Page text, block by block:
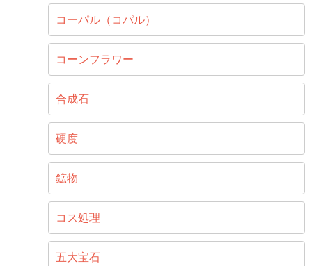
コーパル（コパル）
コーンフラワー
合成石
硬度
鉱物
コス処理
五大宝石